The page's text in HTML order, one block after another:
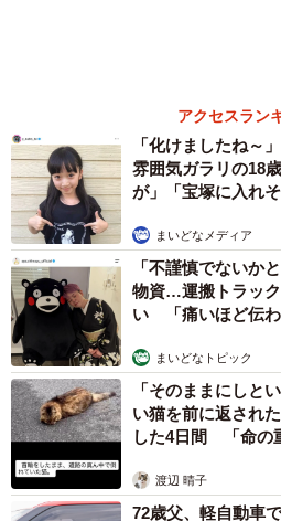
Mさんは、「早く幸せなおうち
いながら、会場にいた全ての猫
だけだし、久しぶりに触れ合えた
そう思った時、仲良しの病院の
いた？私はこの子がいい、かわ
子」と勧められた猫がえのんさん
保護主も話に加わり背中を押さ
んを抱っこしてみた。
「えのんさんは緊張していまし
抱っこさせてくれました。独特
「こんなかわいい
UHB26歳アナが
「アイドルさんよ
か」まいどなメディア
世界一周中に3度
口では言えない「
うやめぇや！」藤
ん】 まいどなニュース